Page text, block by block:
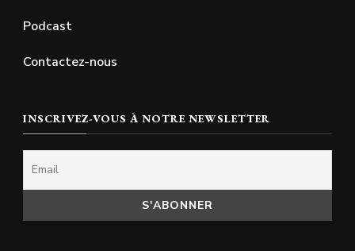
Podcast
Contactez-nous
INSCRIVEZ-VOUS À NOTRE NEWSLETTER